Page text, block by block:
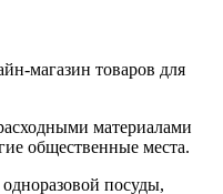
магазин товаров для
материалами
общественные места.
посуды,